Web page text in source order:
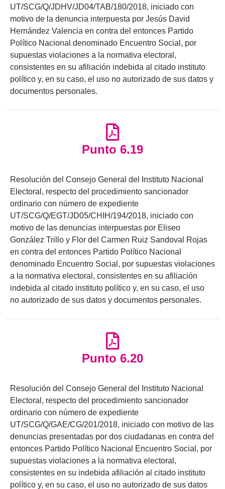
UT/SCG/Q/JDHV/JD04/TAB/180/2018, iniciado con
motivo de la denuncia interpuesta por Jesús David
Hernández Valencia en contra del entonces Partido
Político Nacional denominado Encuentro Social, por
supuestas violaciones a la normativa electoral,
consistentes en su afiliación indebida al citado instituto
político y, en su caso, el uso no autorizado de sus datos y
documentos personales.
Punto 6.19
Resolución del Consejo General del Instituto Nacional
Electoral, respecto del procedimiento sancionador
ordinario con número de expediente
UT/SCG/Q/EGT/JD05/CHIH/194/2018, iniciado con
motivo de las denuncias interpuestas por Eliseo
González Trillo y Flor del Carmen Ruiz Sandoval Rojas
en contra del entonces Partido Político Nacional
denominado Encuentro Social, por supuestas violaciones
a la normativa electoral, consistentes en su afiliación
indebida al citado instituto político y, en su caso, el uso
no autorizado de sus datos y documentos personales.
Punto 6.20
Resolución del Consejo General del Instituto Nacional
Electoral, respecto del procedimiento sancionador
ordinario con número de expediente
UT/SCG/Q/GAE/CG/201/2018, iniciado con motivo de las
denuncias presentadas por dos ciudadanas en contra del
entonces Partido Político Nacional Encuentro Social, por
supuestas violaciones a la normativa electoral,
consistentes en su indebida afiliación al citado instituto
político y, en su caso, el uso no autorizado de sus datos